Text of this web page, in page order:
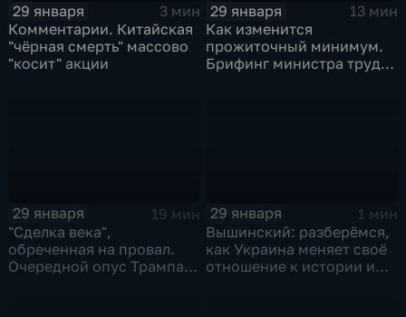
29 января
3 мин
Комментарии. Китайская
"чёрная смерть" массово
"косит" акции
29 января
13 мин
Как изменится
прожиточный минимум.
Брифинг министра труда
29 января
19 мин
"Сделка века",
обреченная на провал.
Очередной опус Трампа.
29 января
1 мин
Вышинский: разберёмся,
как Украина меняет своё
отношение к истории и